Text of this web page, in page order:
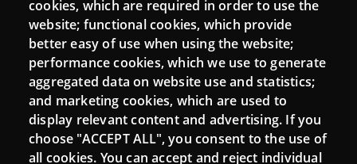
Mattermost Punt TIC
Moodle CampusLab
Connect
Contact
cookies, which are required in order to use the
website; functional cookies, which provide
better easy of use when using the website;
performance cookies, which we use to generate
aggregated data on website use and statistics;
and marketing cookies, which are used to
display relevant content and advertising. If you
choose "ACCEPT ALL", you consent to the use of
all cookies. You can accept and reject individual